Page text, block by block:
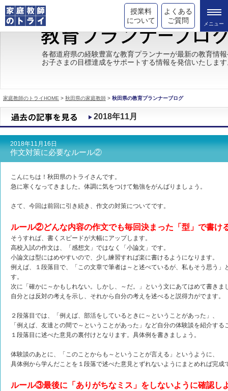
授業料
について
よくある
ご質問
トライの教育理念
成績が上がる理由
都道府県別情報
合格体験談
キャンペーン情報
各都道府県の経験豊富な教育プランナーが最新の教育情
お子さまの目標達成をサポートする情報を発信いたしま
家庭教師のトライHOME > 秋田県の家庭教師 > 秋田県の教育プランナーブログ
2018年11月
2018年11月16日
作文対策に必要なルール②
こんにちは！秋田県のトライさんです。
急に寒くなってきました。体調に気をつけて勉強をがんばりましょう。
さて、今回は前回に引き続き、作文の対策についてです。
ルール②どんな内容の作文でも毎回決まった「型」で書け
そうすれば、書くスピードが大幅にアップします。
高校入試の作文は、「感想文」ではなく「小論文」です。
小論文は型にはめやすいので、少し練習すれば楽に書けるようになります。
例えば、１段落目で、「この文章で筆者は～と述べているが、私もそう思う
す。
次に「確かに～かもしれない。しかし、～だ。」という文にあてはめて書きま
自分とは反対の考えを示し、それから自分の考えを述べると説得力がでます。
２段落目では、「例えば、部活をしているときに～ということがあった」、
「例えば、友達との間で～ということがあった」など自分の体験談を紹介する
１段落目に述べた意見の裏付けとなります。具体例を書きましょう。
体験談のあとに、「このことからも～ということが言える」というように、
具体例から学んだことを１段落で述べた意見とずれないようにまとめれば完成
ルール③最後に「ありがちなミス」をしないように確認し